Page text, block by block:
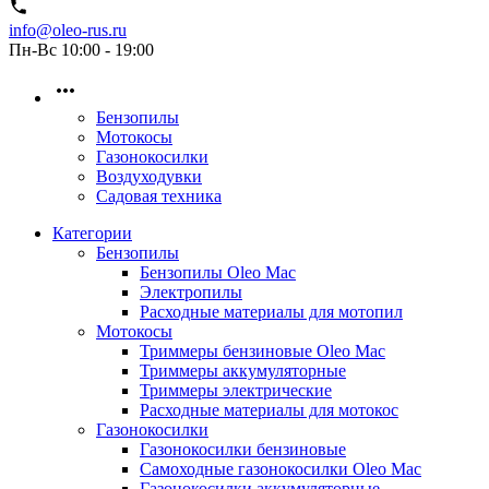
info@oleo-rus.ru
Пн-Вс 10:00 - 19:00
Бензопилы
Мотокосы
Газонокосилки
Воздуходувки
Садовая техника
Категории
Бензопилы
Бензопилы Oleo Mac
Электропилы
Расходные материалы для мотопил
Мотокосы
Триммеры бензиновые Oleo Mac
Триммеры аккумуляторные
Триммеры электрические
Расходные материалы для мотокос
Газонокосилки
Газонокосилки бензиновые
Самоходные газонокосилки Oleo Mac